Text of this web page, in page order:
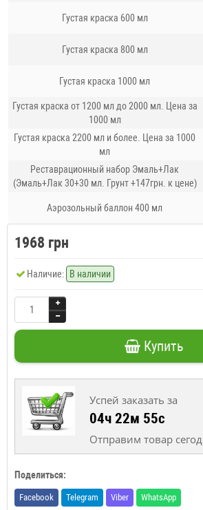
Густая краска 600 мл
Густая краска 800 мл
Густая краска 1000 мл
Густая краска от 1200 мл до 2000 мл. Цена за
1000 мл
Густая краска 2200 мл и более. Цена за 1000
мл
Реставрационный набор Эмаль+Лак
(Эмаль+Лак 30+30 мл. Грунт +147грн. к цене)
Аэрозольный баллон 400 мл
1968 грн
Наличие: В наличии
Купить
Успей заказать за
04ч 22м 54с
Отправим товар
Поделиться:
Facebook Telegram Viber WhatsApp